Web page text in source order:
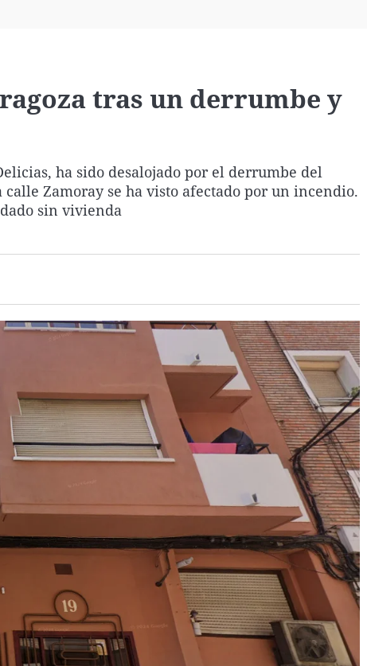
tras un derrumbe y
ha sido desalojado por el derrumbe del
Zamoray se ha visto afectado por un incendio.
sin vivienda